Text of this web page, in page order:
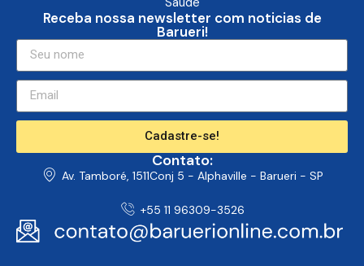
Receba nossa newsletter com noticias de
Barueri!
Cadastre-se!
Contato:
Av. Tamboré, 1511Conj 5 - Alphaville - Barueri - SP
+55 11 96309-3526